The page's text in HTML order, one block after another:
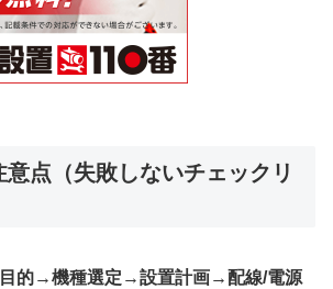
点（失敗しないチェックリ
目的→機種選定→設置計画→配線/電源